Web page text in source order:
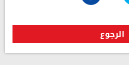
الرجوع